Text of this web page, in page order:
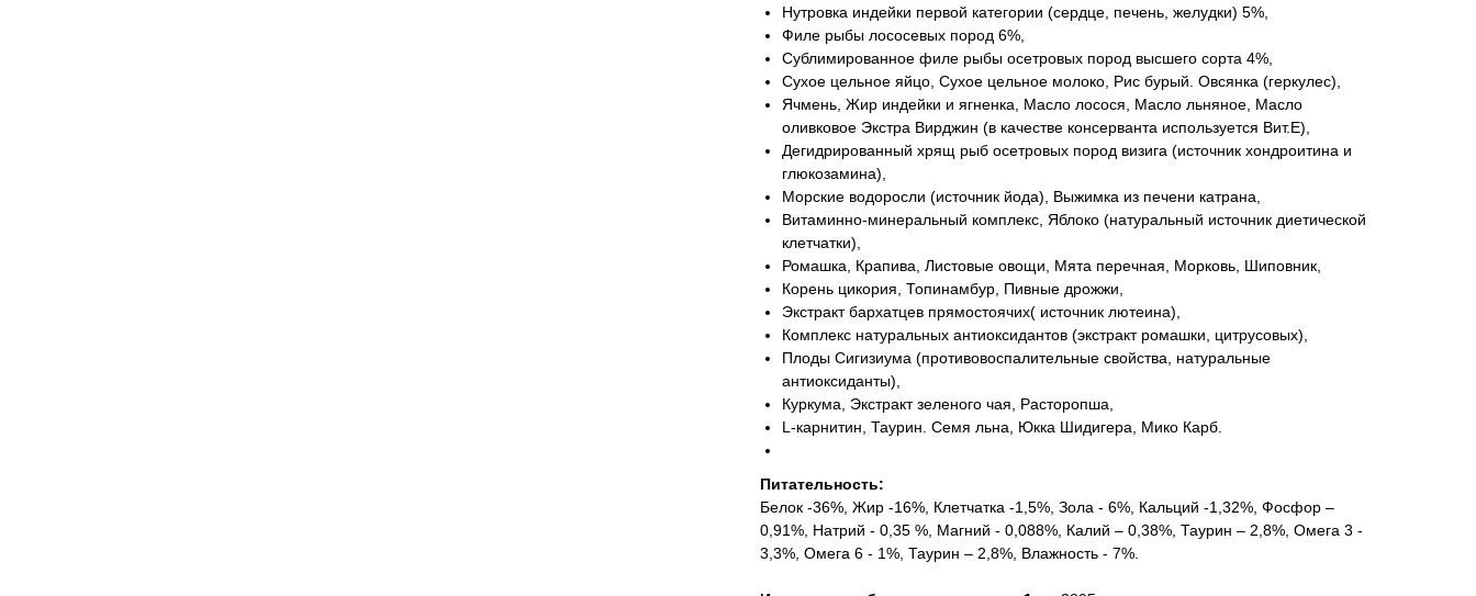
Нутровка индейки первой категории (сердце, печень, желудки) 5%,
Филе рыбы лососевых пород 6%,
Сублимированное филе рыбы осетровых пород высшего сорта 4%,
Сухое цельное яйцо, Сухое цельное молоко, Рис бурый. Овсянка (геркулес),
Ячмень, Жир индейки и ягненка, Масло лосося, Масло льняное, Масло
оливковое Экстра Вирджин (в качестве консерванта используется Вит.E),
Дегидрированный хрящ рыб осетровых пород визига (источник хондроитина и
глюкозамина),
Морские водоросли (источник йода), Выжимка из печени катрана,
Витаминно-минеральный комплекс, Яблоко (натуральный источник диетической
клетчатки),
Ромашка, Крапива, Листовые овощи, Мята перечная, Морковь, Шиповник,
Корень цикория, Топинамбур, Пивные дрожжи,
Экстракт бархатцев прямостоячих( источник лютеина),
Комплекс натуральных антиоксидантов (экстракт ромашки, цитрусовых),
Плоды Сигизиума (противовоспалительные свойства, натуральные
антиоксиданты),
Куркума, Экстракт зеленого чая, Расторопша,
L-карнитин, Таурин. Семя льна, Юкка Шидигера, Мико Карб.
Питательность:
Белок -36%, Жир -16%, Клетчатка -1,5%, Зола - 6%, Кальций -1,32%, Фосфор –
0,91%, Натрий - 0,35 %, Магний - 0,088%, Калий – 0,38%, Таурин – 2,8%, Омега 3 -
3,3%, Омега 6 - 1%, Таурин – 2,8%, Влажность - 7%.